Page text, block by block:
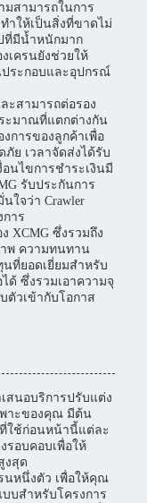
มสามารถในการ
ำให้เป็นสิ่งที่ขาดไม่
ที่มีน้ำหนักมาก
เครนยังช่วยให้
ระกอบและอุปกรณ์
ะสามารถต่อรอง
ะมาณที่แตกต่างกัน
การของลูกค้าเพื่อ
ย เวลาจัดส่งได้รับ
นไขการชำระเงินมี
รับประกันการ
ใจว่า Crawler
การ
XCMG ซึ่งรวมถึง
พ ความทนทาน
ที่ยอดเยี่ยมสำหรับ
ด้ ซึ่งรวมเอาความจุ
ตัวเข้ากับโอกาส
สนอบริการปรับแต่ง
พาะของคุณ มีต้น
ใช้ก่อนหน้านี้แต่ละ
รอบคอบเพื่อให้
งสุด
นหนึ่งตัว เพื่อให้คุณ
บสำหรับโครงการ